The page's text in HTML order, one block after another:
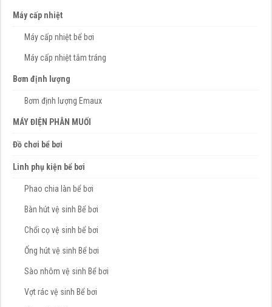
Máy cấp nhiệt
Máy cấp nhiệt bể bơi
Máy cấp nhiệt tắm tráng
Bơm định lượng
Bơm định lượng Emaux
MÁY ĐIỆN PHÂN MUỐI
Đồ chơi bể bơi
Linh phụ kiện bể bơi
Phao chia làn bể bơi
Bàn hút vệ sinh Bể bơi
Chổi cọ vệ sinh bể bơi
Ống hút vệ sinh Bể bơi
Sào nhôm vệ sinh Bể bơi
Vợt rác vệ sinh Bể bơi